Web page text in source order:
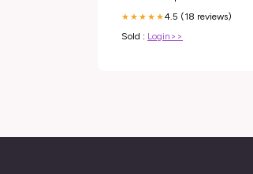
★★★★★4.5 (18 reviews)
Sold : Login>>